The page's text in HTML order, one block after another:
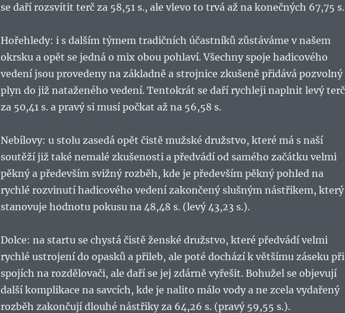
se daří rozsvítit terč za 58,51 s., ale vlevo to trvá až na konečných 67,75 s.
Hořehledy: i s dalším týmem tradičních účastníků zůstáváme v našem
okrsku a opět se jedná o mix obou pohlaví. Všechny spoje hadicového
vedení jsou provedeny na základně a strojnice zkušeně přidává pozvolný
plyn do již nataženého vedení. Tentokrát se daří rychleji naplnit levý terč
za 50,41 s. a pravý si musí počkat až na 56,58 s.
Nebílovy: u stolu zasedá opět čistě mužské družstvo, které má s naší
soutěží již také nemalé zkušenosti a předvádí od samého začátku velmi
pěkný a především svižný rozběh, kde je především pěkný pohled na
rychlé rozvinutí hadicového vedení zakončený slušným nástřikem, který
stanovuje hodnotu pokusu na 48,48 s. (levý 43,23 s.).
Dolce: na startu se chystá čistě ženské družstvo, které předvádí velmi
rychlé ustrojení do opasků a přileb, ale poté dochází k většímu záseku při
spojích na rozdělovači, ale daří se jej zdárně vyřešit. Bohužel se objevují
další komplikace na savcích, kde je nalito málo vody a ne zcela vydařený
rozběh zakončují dlouhé nástřiky za 64,26 s. (pravý 59,55 s.).